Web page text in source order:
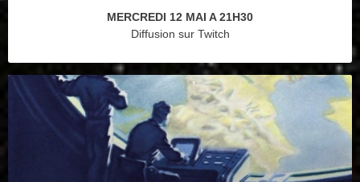
MERCREDI 12 MAI A 21H30
Diffusion sur Twitch